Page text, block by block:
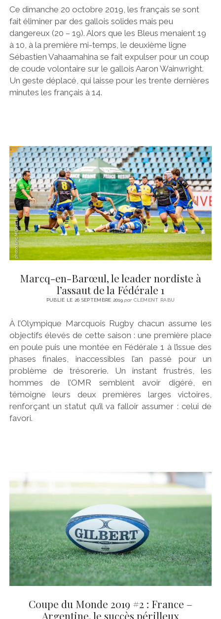
Ce dimanche 20 octobre 2019, les français se sont
fait éliminer par des gallois solides mais peu
dangereux (20 – 19). Alors que les Bleus menaient 19
à 10, à la première mi-temps, le deuxième ligne
Sébastien Vahaamahina se fait expulser pour un coup
de coude volontaire sur le gallois Aaron Wainwright.
Un geste déplacé, qui laisse pour les trente dernières
minutes les français à 14.
Marcq-en-Barœul, le leader nordiste à
l’assaut de la Fédérale 1
PUBLIÉ LE 26 SEPTEMBRE 2019parCLÉMENT RABU
À l’Olympique Marcquois Rugby chacun assume les
objectifs élevés de cette saison : une première place
en poule puis une montée en Fédérale 1 à l’issue des
phases finales, inaccessibles l’an passé pour un
problème de trésorerie. Un instant frustrés, les
hommes de l’OMR semblent avoir digéré, en
témoigne leurs deux premières larges victoires,
renforçant un statut qu’il va falloir assumer : celui de
favori.
Coupe du Monde 2019 #2 : France –
Argentine, le succès périlleux